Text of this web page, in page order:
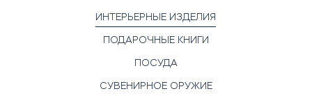
ИНТЕРЬЕРНЫЕ ИЗДЕЛИЯ
ПОДАРОЧНЫЕ КНИГИ
ПОСУДА
СУВЕНИРНОЕ ОРУЖИЕ